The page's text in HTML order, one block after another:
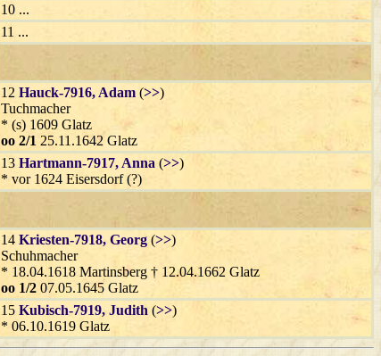
10 ...
11 ...
12 Hauck-7916, Adam (>>)
Tuchmacher
* (s) 1609 Glatz
oo 2/1 25.11.1642 Glatz
13 Hartmann-7917, Anna (>>)
* vor 1624 Eisersdorf (?)
14 Kriesten-7918, Georg (>>)
Schuhmacher
* 18.04.1618 Martinsberg † 12.04.1662 Glatz
oo 1/2 07.05.1645 Glatz
15 Kubisch-7919, Judith (>>)
* 06.10.1619 Glatz